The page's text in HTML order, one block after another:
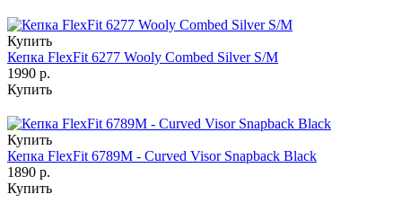
Купить
Кепка FlexFit 6277 Wooly Combed Silver S/M
1990 р.
Купить
Купить
Кепка FlexFit 6789M - Curved Visor Snapback Black
1890 р.
Купить